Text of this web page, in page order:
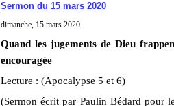
Sermon du 15 mars 2020
dimanche, 15 mars 2020
Quand les jugements de Dieu
encouragée
Lecture : (Apocalypse 5 et 6)
(Sermon écrit par Paulin Bédard pour